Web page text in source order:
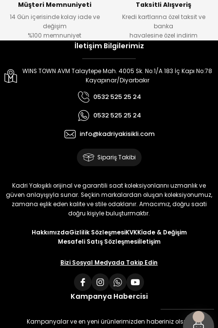
Müşteri Memnuniyeti
14 Gün içerisinde kolay iade ve
değişim
%100 memnuniyet
Taksitli Alışveriş
Kredi kartlarına özel taksit ve
banka
havalesine özel indirim
İletişim Bilgilerimiz
WINS TOWN AVM Talaytepe Mah. 4005 Sk. No:1/A 183 İç Kapı No:78
Kayapınar/Diyarbakır
0532 525 25 24
0532 525 25 24
info@kadriyakisikli.com
Sipariş Takibi
Kadri Yakışıklı orijinal ve garantili saat koleksiyonlarını uzmanlık ve
güven anlayışıyla sunar. Seçkin markalardan oluşan koleksiyonumuz,
zamana eşlik eden kalite ve stile odaklanır. Amacımız, doğru saati
doğru kişiyle buluşturmaktır.
HakkımızdaGizlilik SözleşmesiKVKKİade & Değişim
Mesafeli Satış Sözleşmesiİletişim
Bizi Sosyal Medyada Takip Edin
Kampanya Habercisi
Kampanyalar ve en yeni ürünlerimizden haberiniz olsun